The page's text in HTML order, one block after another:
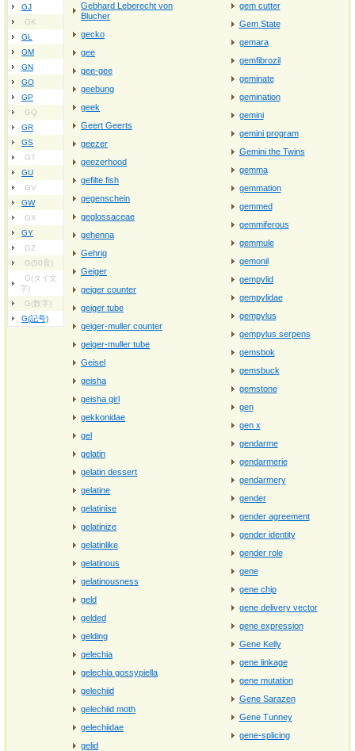
GJ
GK
GL
GM
GN
GO
GP
GQ
GR
GS
GT
GU
GV
GW
GX
GY
GZ
G(50音)
G(タイ文
字)
G(数字)
G(記号)
Gebhard Leberecht von
Blucher
gecko
gee
gee-gee
geebung
geek
Geert Geerts
geezer
geezerhood
gefilte fish
gegenschein
geglossaceae
gehenna
Gehrig
Geiger
geiger counter
geiger tube
geiger-muller counter
geiger-muller tube
Geisel
geisha
geisha girl
gekkonidae
gel
gelatin
gelatin dessert
gelatine
gelatinise
gelatinize
gelatinlike
gelatinous
gelatinousness
geld
gelded
gelding
gelechia
gelechia gossypiella
gelechiid
gelechiid moth
gelechiidae
gelid
gem cutter
Gem State
gemara
gemfibrozil
geminate
gemination
gemini
gemini program
Gemini the Twins
gemma
gemmation
gemmed
gemmiferous
gemmule
gemonil
gempylid
gempylidae
gempylus
gempylus serpens
gemsbok
gemsbuck
gemstone
gen
gen x
gendarme
gendarmerie
gendarmery
gender
gender agreement
gender identity
gender role
gene
gene chip
gene delivery vector
gene expression
Gene Kelly
gene linkage
gene mutation
Gene Sarazen
Gene Tunney
gene-splicing